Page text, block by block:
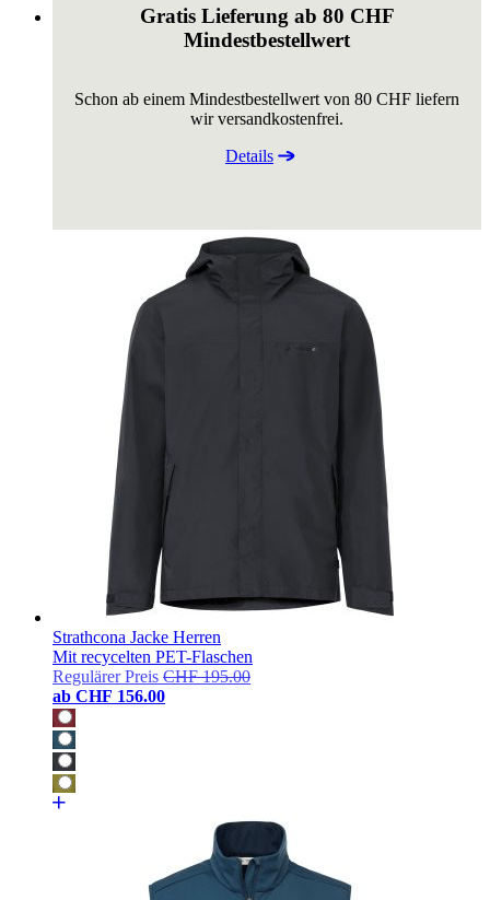
Gratis Lieferung ab 80 CHF
Mindestbestellwert
Schon ab einem Mindestbestellwert von 80 CHF liefern
wir versandkostenfrei.
Details
Strathcona Jacke Herren
Mit recycelten PET-Flaschen
Regulärer Preis CHF 195.00
ab CHF 156.00